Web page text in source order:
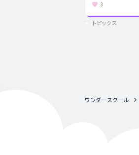
3
トピックス
ワンダースクール